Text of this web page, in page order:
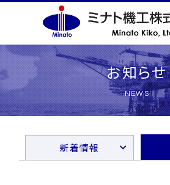
お知らせ
NEWS
新着情報